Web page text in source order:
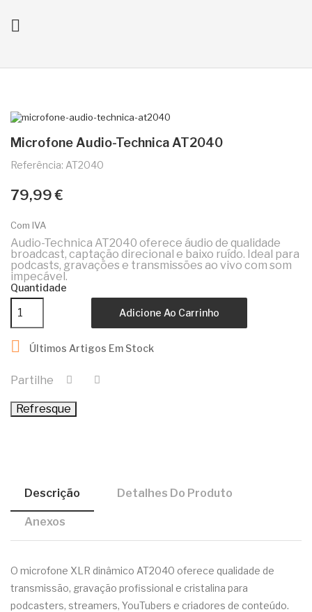

Microfone Audio-Technica AT2040
Referência: AT2040
79,99 €
Com IVA
Audio-Technica AT2040 oferece áudio de qualidade
broadcast, captação direcional e baixo ruído. Ideal para
podcasts, gravações e transmissões ao vivo com som
impecável.
Quantidade
Adicione Ao Carrinho
 Últimos Artigos Em Stock
Partilhe
Descrição Detalhes Do Produto
Anexos
O microfone XLR dinâmico AT2040 oferece qualidade de
transmissão, gravação profissional e cristalina para
podcasters, streamers, YouTubers e criadores de conteúdo.